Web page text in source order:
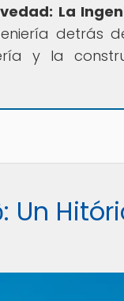
La
detrás
y la
Un